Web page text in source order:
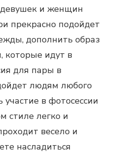
и женщин
прекрасно подойдет
дополнить образ
идут в
для пары в
людям любого
участие в фотосессии
стиле легко и
весело и
насладиться